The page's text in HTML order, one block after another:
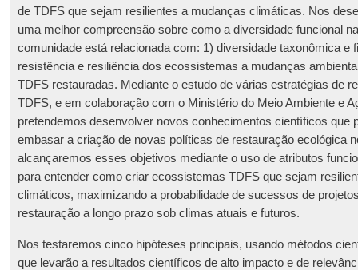
de TDFS que sejam resilientes a mudanças climáticas. Nos
uma melhor compreensão sobre como a diversidade funcional
comunidade está relacionada com: 1) diversidade taxonômica e
resistência e resiliência dos ecossistemas a mudanças
TDFS restauradas. Mediante o estudo de várias estratégias de
TDFS, e em colaboração com o Ministério do Meio Ambiente e
pretendemos desenvolver novos conhecimentos científicos que
embasar a criação de novas políticas de restauração ecológica
alcançaremos esses objetivos mediante o uso de atributos
para entender como criar ecossistemas TDFS que sejam
climáticos, maximizando a probabilidade de sucessos de
restauração a longo prazo sob climas atuais e futuros.
Nos testaremos cinco hipóteses principais, usando métodos
que levarão a resultados científicos de alto impacto e de